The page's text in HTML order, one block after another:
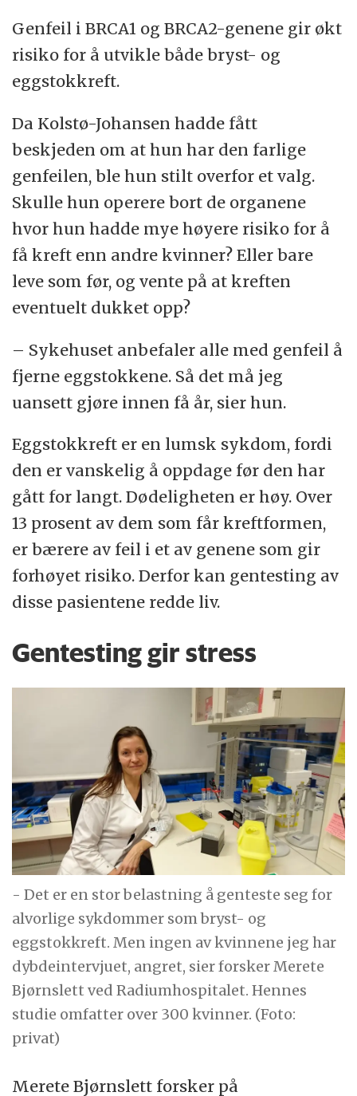
Genfeil i BRCA1 og BRCA2-genene gir økt
risiko for å utvikle både bryst- og
eggstokkreft.
Da Kolstø-Johansen hadde fått
beskjeden om at hun har den farlige
genfeilen, ble hun stilt overfor et valg.
Skulle hun operere bort de organene
hvor hun hadde mye høyere risiko for å
få kreft enn andre kvinner? Eller bare
leve som før, og vente på at kreften
eventuelt dukket opp?
– Sykehuset anbefaler alle med genfeil å
fjerne eggstokkene. Så det må jeg
uansett gjøre innen få år, sier hun.
Eggstokkreft er en lumsk sykdom, fordi
den er vanskelig å oppdage før den har
gått for langt. Dødeligheten er høy. Over
13 prosent av dem som får kreftformen,
er bærere av feil i et av genene som gir
forhøyet risiko. Derfor kan gentesting av
disse pasientene redde liv.
Gentesting gir stress
- Det er en stor belastning å genteste seg for
alvorlige sykdommer som bryst- og
eggstokkreft. Men ingen av kvinnene jeg har
dybdeintervjuet, angret, sier forsker Merete
Bjørnslett ved Radiumhospitalet. Hennes
studie omfatter over 300 kvinner. (Foto:
privat)
Merete Bjørnslett forsker på